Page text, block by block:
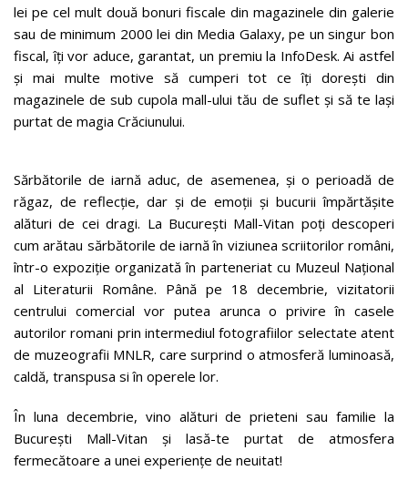
lei pe cel mult două bonuri fiscale din magazinele din galerie
sau de minimum 2000 lei din Media Galaxy, pe un singur bon
fiscal, îți vor aduce, garantat, un premiu la InfoDesk. Ai astfel
și mai multe motive să cumperi tot ce îți dorești din
magazinele de sub cupola mall-ului tău de suflet și să te lași
purtat de magia Crăciunului.
Sărbătorile de iarnă aduc, de asemenea, și o perioadă de
răgaz, de reflecție, dar și de emoții și bucurii împărtășite
alături de cei dragi. La București Mall-Vitan poți descoperi
cum arătau sărbătorile de iarnă în viziunea scriitorilor români,
într-o expoziție organizată în parteneriat cu Muzeul Național
al Literaturii Române. Până pe 18 decembrie, vizitatorii
centrului comercial vor putea arunca o privire în casele
autorilor romani prin intermediul fotografiilor selectate atent
de muzeografii MNLR, care surprind o atmosferă luminoasă,
caldă, transpusa si în operele lor.
În luna decembrie, vino alături de prieteni sau familie la
București Mall-Vitan și lasă-te purtat de atmosfera
fermecătoare a unei experiențe de neuitat!